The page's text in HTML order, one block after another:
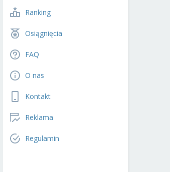
Ranking
Osiągnięcia
FAQ
O nas
Kontakt
Reklama
Regulamin